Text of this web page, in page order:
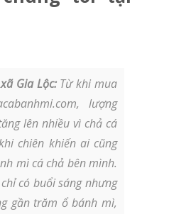
Gia Lộc:Từ khi mua
lượng
lên nhiều vì chả cá
chiên khiến ai cũng
mì cá chả bên mình.
có buổi sáng nhưng
gần trăm ổ bánh mì,